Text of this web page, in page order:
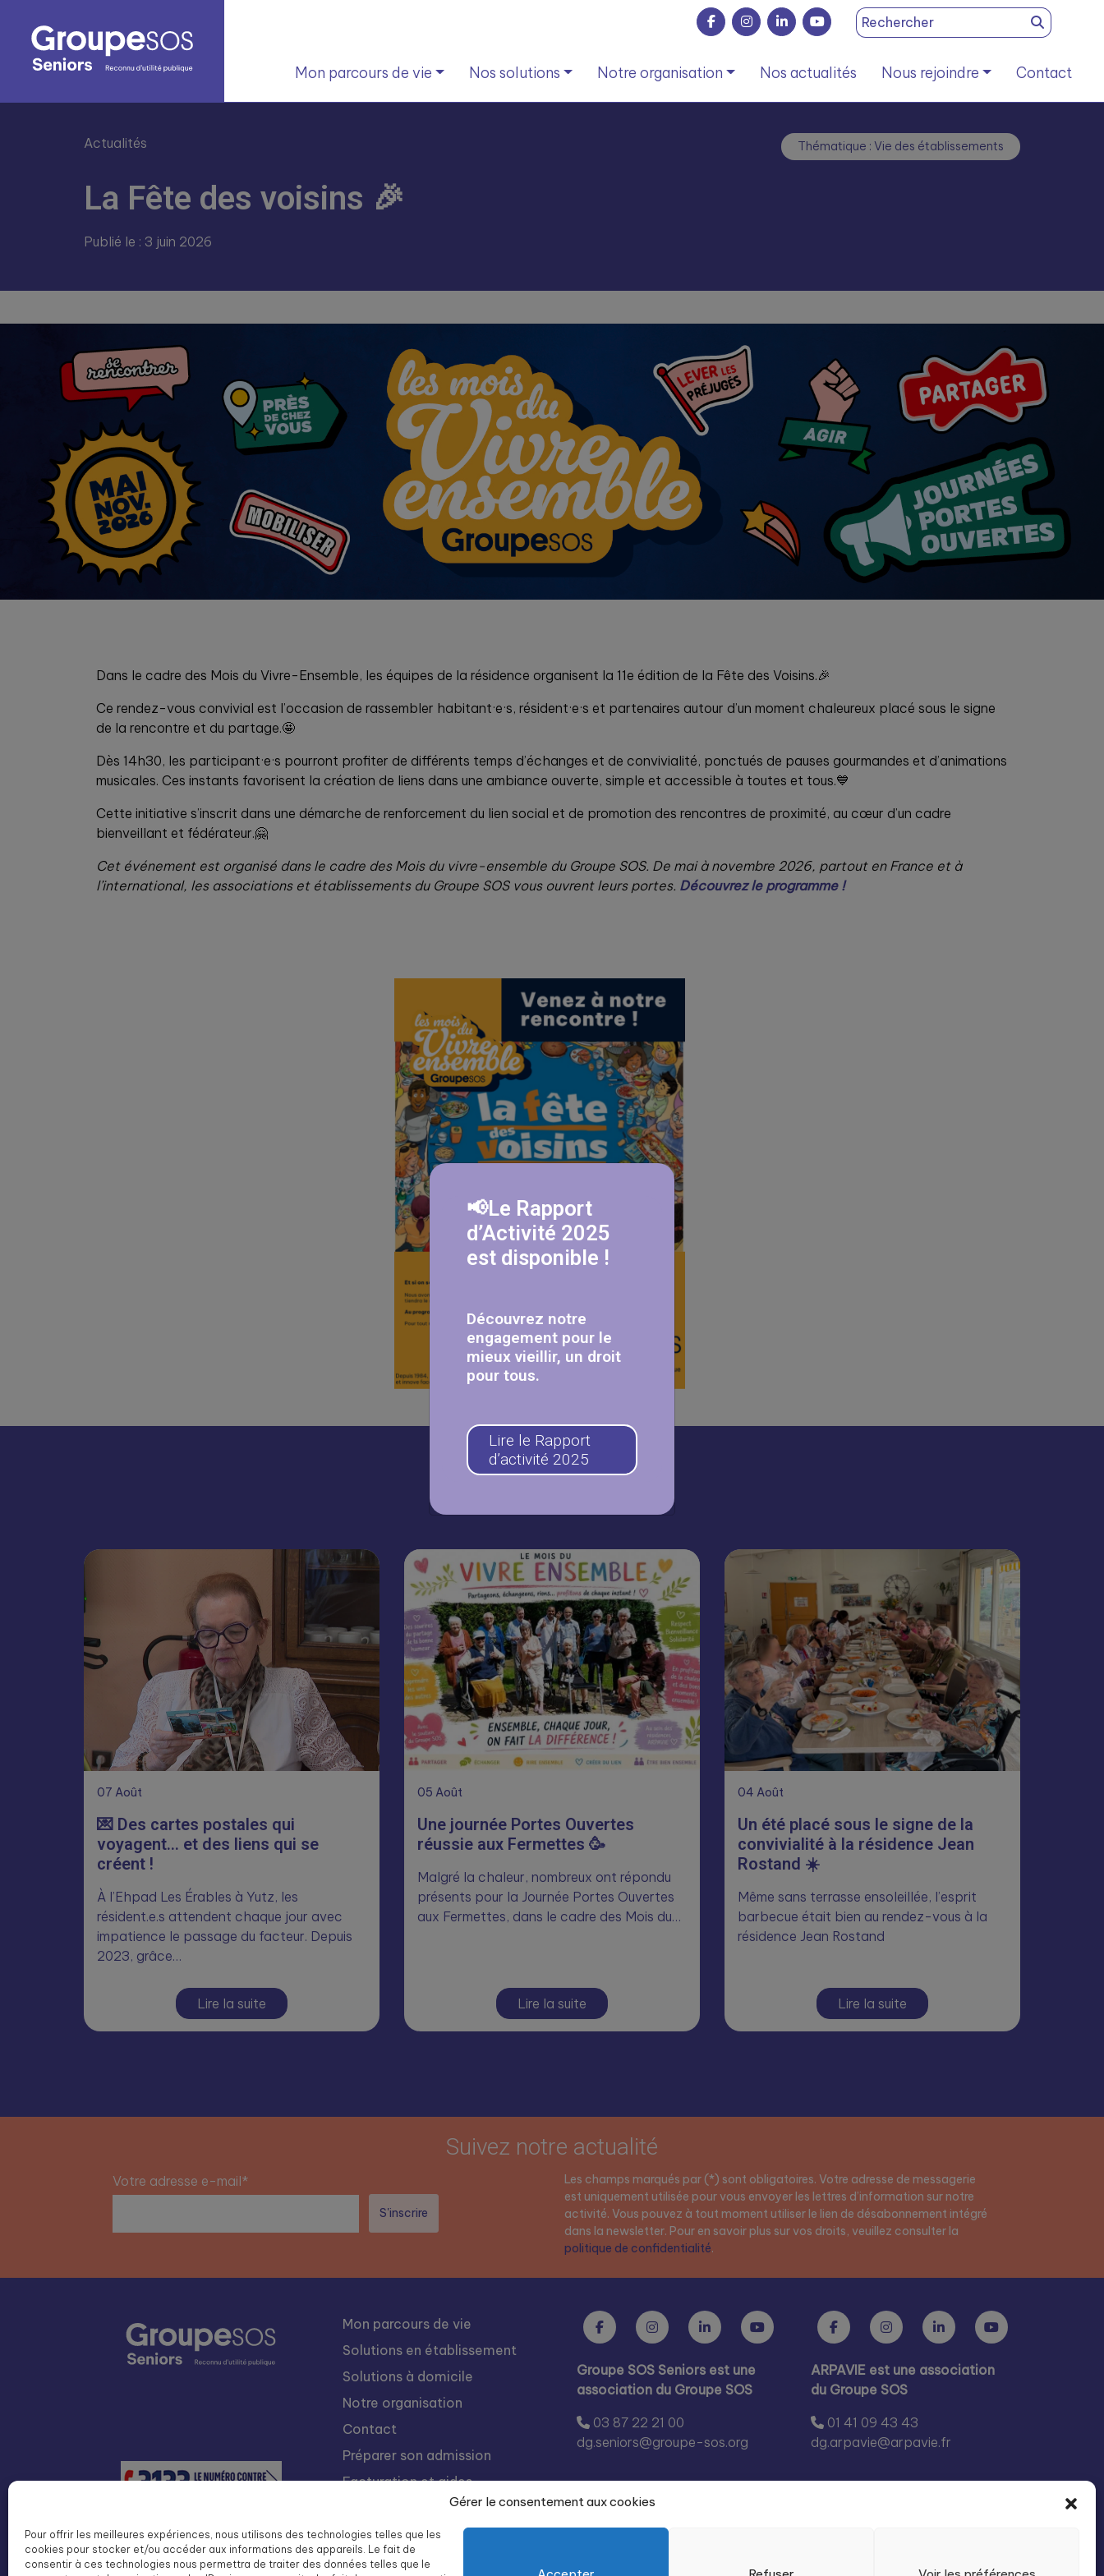
Gérer le consentement aux cookies
Pour offrir les meilleures expériences, nous utilisons des technologies telles que les
cookies pour stocker et/ou accéder aux informations des appareils. Le fait de
consentir à ces technologies nous permettra de traiter des données telles que le
Search
for:
Mon parcours de vie Nos solutions Notre organisation Nos actualités Nous rejoindre Contact
Actualités Thématique : Vie des établissements
La Fête des voisins 🎉
Publié le : 3 juin 2026
Dans le cadre des Mois du Vivre-Ensemble, les équipes de la résidence organisent la 11e édition de la Fête des Voisins.🎉
Ce rendez-vous convivial est l’occasion de rassembler habitant·e·s, résident·e·s et partenaires autour d’un moment chaleureux placé sous le signe
de la rencontre et du partage.🤩
Dès 14h30, les participant·e·s pourront profiter de différents temps d’échanges et de convivialité, ponctués de pauses gourmandes et d’animations
musicales. Ces instants favorisent la création de liens dans une ambiance ouverte, simple et accessible à toutes et tous.💙
Cette initiative s’inscrit dans une démarche de renforcement du lien social et de promotion des rencontres de proximité, au cœur d’un cadre
bienveillant et fédérateur.🤗
Cet événement est organisé dans le cadre des Mois du vivre-ensemble du Groupe SOS. De mai à novembre 2026, partout en France et à
l’international, les associations et établissements du Groupe SOS vous ouvrent leurs portes. Découvrez le programme !
07 Août
💌 Des cartes postales qui
voyagent… et des liens qui se
créent !
À l’Ehpad Les Érables à Yutz, les
résident.e.s attendent chaque jour avec
impatience le passage du facteur. Depuis
2023, grâce…
Lire la suite
05 Août
Une journée Portes Ouvertes
réussie aux Fermettes 🥳
Malgré la chaleur, nombreux ont répondu
présents pour la Journée Portes Ouvertes
aux Fermettes, dans le cadre des Mois du…
Lire la suite
04 Août
Un été placé sous le signe de la
convivialité à la résidence Jean
Rostand ☀️
Même sans terrasse ensoleillée, l’esprit
barbecue était bien au rendez-vous à la
résidence Jean Rostand
Lire la suite
Suivez notre actualité
Votre adresse e-mail*
Les champs marqués par (*) sont obligatoires. Votre adresse de messagerie
est uniquement utilisée pour vous envoyer les lettres d’information sur notre
activité. Vous pouvez à tout moment utiliser le lien de désabonnement intégré
dans la newsletter. Pour en savoir plus sur vos droits, veuillez consulter la
politique de confidentialité.
Mon parcours de vie
Solutions en établissement
Solutions à domicile
Notre organisation
Contact
Préparer son admission
Facturation et aides
Intégration
Liste des résidences Groupe
Groupe SOS Seniors est une
association du Groupe SOS
03 87 22 21 00
dg.seniors@groupe-sos.org
ARPAVIE est une association
du Groupe SOS
01 41 09 43 43
dg.arpavie@arpavie.fr
📢Le Rapport
d’Activité 2025
est disponible !
Découvrez notre
engagement pour le
mieux vieillir, un droit
pour tous.
Lire le Rapport
d’activité 2025